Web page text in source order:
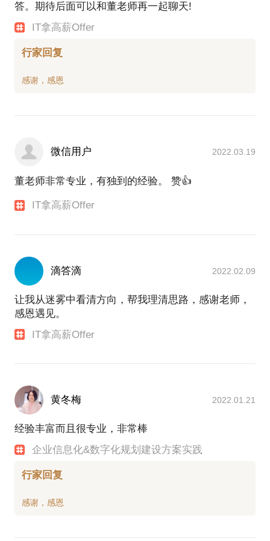
答。期待后面可以和董老师再一起聊天!
IT拿高薪Offer
行家回复
微信用户 2022.03.19
董老师非常专业，有独到的经验。 赞👍
IT拿高薪Offer
滴答滴 2022.02.09
让我从迷雾中看清方向，帮我理清思路，感谢老师，
感恩遇见。
IT拿高薪Offer
黄冬梅 2022.01.21
经验丰富而且很专业，非常棒
企业信息化&数字化规划建设方案实践
行家回复